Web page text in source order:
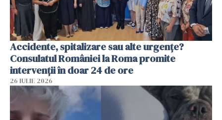
Accidente, spitalizare sau alte urgențe?
Consulatul României la Roma promite
intervenții în doar 24 de ore
26 IULIE 2026